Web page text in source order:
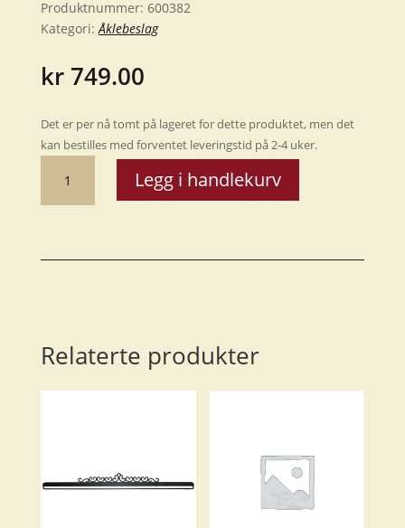
Produktnummer: 600382
Kategori:Åklebeslag
kr749.00
Det er per nå tomt på lageret for dette produktet, men det
kan bestilles med forventet leveringstid på 2-4 uker.
Åkleoppheng
cm
Legg i handlekurv
Relaterte produkter